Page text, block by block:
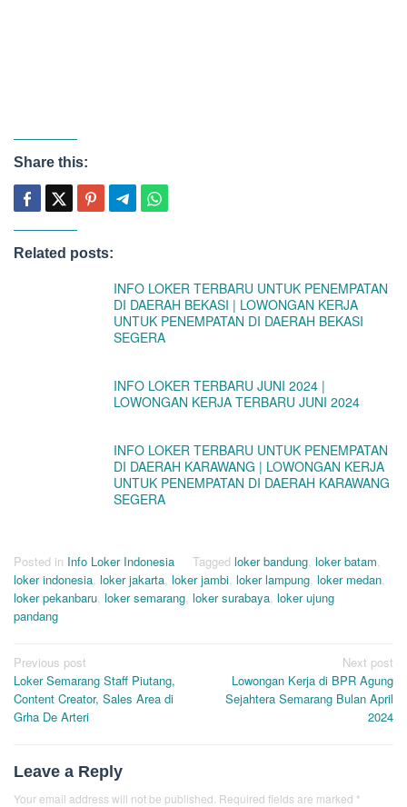
Share this:
Related posts:
INFO LOKER TERBARU UNTUK PENEMPATAN
DI DAERAH BEKASI | LOWONGAN KERJA
UNTUK PENEMPATAN DI DAERAH BEKASI
SEGERA
INFO LOKER TERBARU JUNI 2024 |
LOWONGAN KERJA TERBARU JUNI 2024
INFO LOKER TERBARU UNTUK PENEMPATAN
DI DAERAH KARAWANG | LOWONGAN KERJA
UNTUK PENEMPATAN DI DAERAH KARAWANG
SEGERA
Posted in Info Loker Indonesia Tagged loker bandung, loker batam,
loker indonesia, loker jakarta, loker jambi, loker lampung, loker medan,
loker pekanbaru, loker semarang, loker surabaya, loker ujung
pandang
Post
navigation
Previous post
Loker Semarang Staff Piutang,
Content Creator, Sales Area di
Grha De Arteri
Next post
Lowongan Kerja di BPR Agung
Sejahtera Semarang Bulan April
2024
Leave a Reply
Your email address will not be published. Required fields are marked *